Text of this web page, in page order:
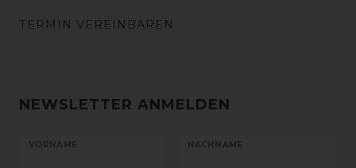
TERMIN VEREINBAREN
NEWSLETTER ANMELDEN
VORNAME NACHNAME